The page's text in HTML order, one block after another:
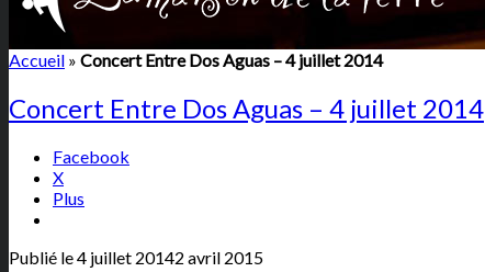
Accueil » Concert Entre Dos Aguas – 4 juillet 2014
Concert Entre Dos Aguas – 4 juillet 2014
Facebook
X
Plus
Publié le4 juillet 20142 avril 2015